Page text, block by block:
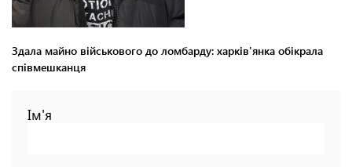
Здала майно військового до ломбарду: харків'янка обікрала
співмешканця
Ім'я